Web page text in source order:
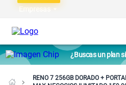
Empresas
¿Buscas un plan
RENO 7 256GB DORADO +